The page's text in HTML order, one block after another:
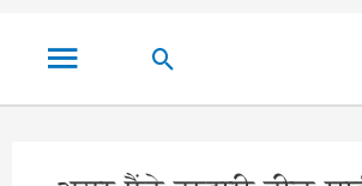
مین
مینو
تلاش
کریں۔